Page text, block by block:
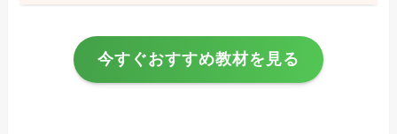
今すぐおすすめ教材を見る